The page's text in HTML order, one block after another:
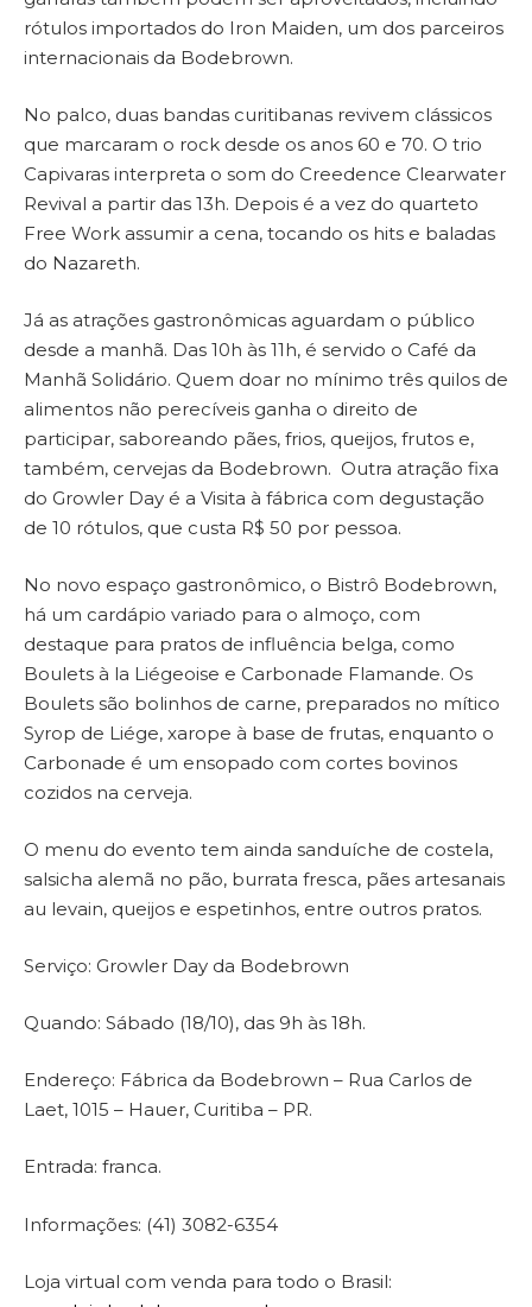
rótulos importados do Iron Maiden, um dos parceiros
internacionais da Bodebrown.
No palco, duas bandas curitibanas revivem clássicos
que marcaram o rock desde os anos 60 e 70. O trio
Capivaras interpreta o som do Creedence Clearwater
Revival a partir das 13h. Depois é a vez do quarteto
Free Work assumir a cena, tocando os hits e baladas
do Nazareth.
Já as atrações gastronômicas aguardam o público
desde a manhã. Das 10h às 11h, é servido o Café da
Manhã Solidário. Quem doar no mínimo três quilos de
alimentos não perecíveis ganha o direito de
participar, saboreando pães, frios, queijos, frutos e,
também, cervejas da Bodebrown. Outra atração fixa
do Growler Day é a Visita à fábrica com degustação
de 10 rótulos, que custa R$ 50 por pessoa.
No novo espaço gastronômico, o Bistrô Bodebrown,
há um cardápio variado para o almoço, com
destaque para pratos de influência belga, como
Boulets à la Liégeoise e Carbonade Flamande. Os
Boulets são bolinhos de carne, preparados no mítico
Syrop de Liége, xarope à base de frutas, enquanto o
Carbonade é um ensopado com cortes bovinos
cozidos na cerveja.
O menu do evento tem ainda sanduíche de costela,
salsicha alemã no pão, burrata fresca, pães artesanais
au levain, queijos e espetinhos, entre outros pratos.
Serviço: Growler Day da Bodebrown
Quando: Sábado (18/10), das 9h às 18h.
Endereço: Fábrica da Bodebrown – Rua Carlos de
Laet, 1015 – Hauer, Curitiba – PR.
Entrada: franca.
Informações: (41) 3082-6354
Loja virtual com venda para todo o Brasil: